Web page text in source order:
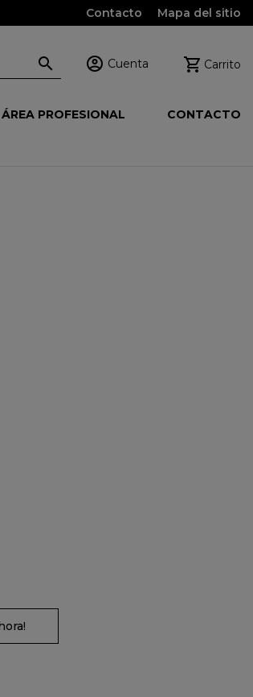
Contacto Mapa del sitio
  Cuenta  Carrito
ÁREA PROFESIONAL CONTACTO